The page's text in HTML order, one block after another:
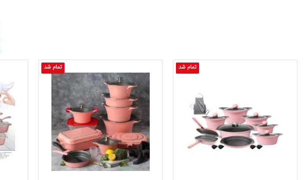
تمام شد تمام شد